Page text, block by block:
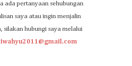
ada pertanyaan sehubungan
saya atau ingin menjalin
silakan hubungi saya melalui
iwahyu2011@gmail.com